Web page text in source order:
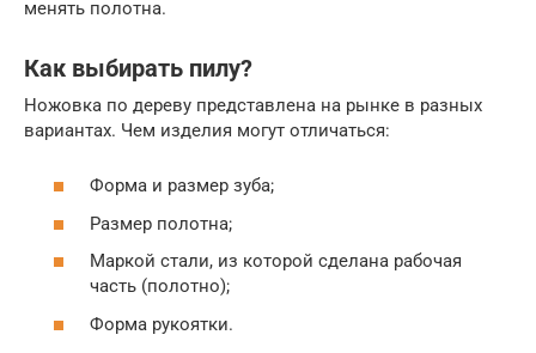
менять полотна.
Как выбирать пилу?
Ножовка по дереву представлена на рынке в разных
вариантах. Чем изделия могут отличаться:
Форма и размер зуба;
Размер полотна;
Маркой стали, из которой сделана рабочая
часть (полотно);
Форма рукоятки.